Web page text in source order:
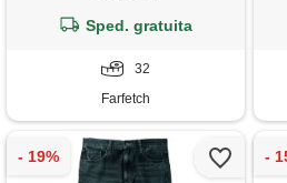
Sped. gratuita
32
Farfetch